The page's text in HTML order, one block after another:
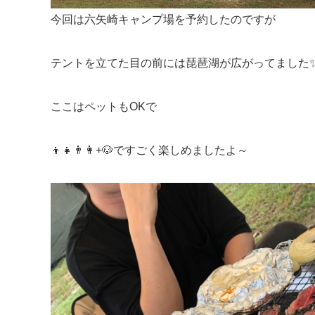
今回は六矢崎キャンプ場を予約したのですが
テントを立てた目の前には琵琶湖が広がってました
ここはペットもOKで
👦👧👨👩+🐶ですごく楽しめましたよ～